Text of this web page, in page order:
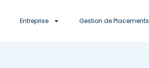
Entreprise Gestion de Placements